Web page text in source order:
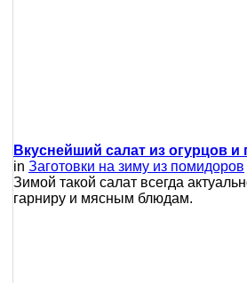
Вкуснейший салат из огурцов
in Заготовки на зиму из помидоров
Зимой такой салат всегда
гарниру и мясным блюдам.